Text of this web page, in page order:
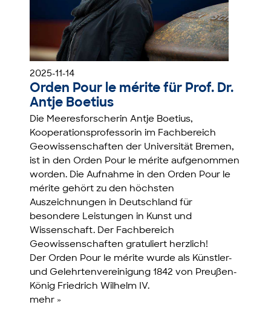
2025-11-14
Orden Pour le mérite für Prof. Dr.
Antje Boetius
Die Meeresforscherin Antje Boetius,
Kooperationsprofessorin im Fachbereich
Geowissenschaften der Universität Bremen,
ist in den Orden Pour le mérite aufgenommen
worden. Die Aufnahme in den Orden Pour le
mérite gehört zu den höchsten
Auszeichnungen in Deutschland für
besondere Leistungen in Kunst und
Wissenschaft. Der Fachbereich
Geowissenschaften gratuliert herzlich!
Der Orden Pour le mérite wurde als Künstler-
und Gelehrtenvereinigung 1842 von Preußen-
König Friedrich Wilhelm IV.
mehr »